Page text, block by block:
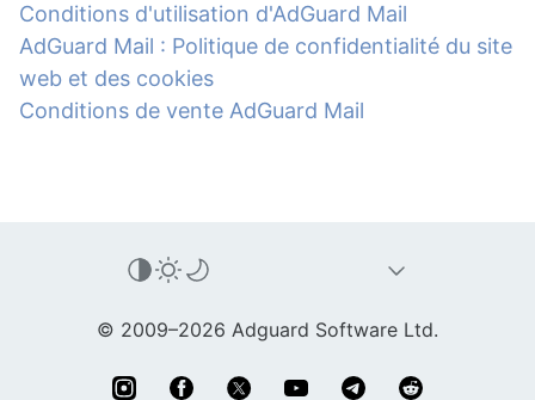
Conditions d'utilisation d'AdGuard Mail
AdGuard Mail : Politique de confidentialité du site
web et des cookies
Conditions de vente AdGuard Mail
© 2009–2026 Adguard Software Ltd.